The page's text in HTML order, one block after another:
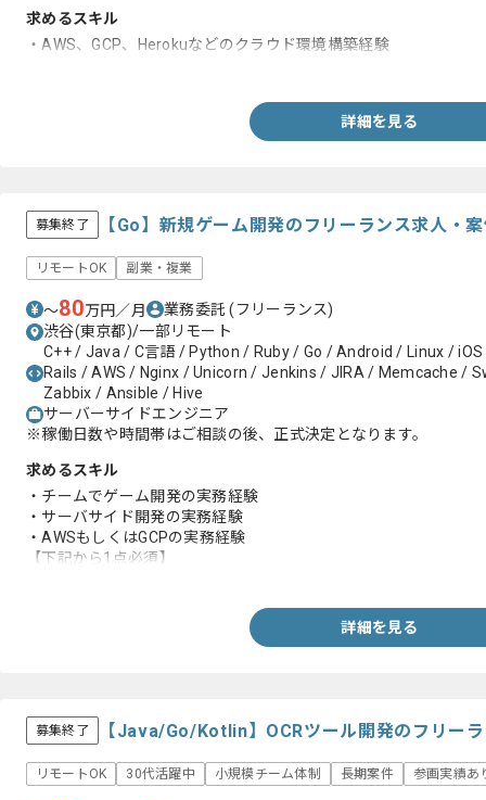
求めるスキル
・AWS、GCP、Herokuなどのクラウド環境構築経験
詳細を見る
募集終了 【Go】新規ゲーム開発のフリーランス求人・
リモートOK 副業・複業
〜80万円／月 業務委託(フリーランス)
渋谷(東京都)/一部リモート
C++ / Java / C言語 / Python / Ruby / Go / Android / Linux /
Rails / AWS / Nginx / Unicorn / Jenkins / JIRA / Memcache /
Zabbix / Ansible / Hive
サーバーサイドエンジニア
※稼働日数や時間帯はご相談の後、正式決定となります。
求めるスキル
・チームでゲーム開発の実務経験
・サーバサイド開発の実務経験
・AWSもしくはGCPの実務経験
【下記から1点必須】
・0→1で新規サービス立上げの実務経験
・モダンなアーキテクチャ設計や技術選定の実務経験
・課題解決や業務改善および効率化の実務経験
詳細を見る
募集終了 【Java/Go/Kotlin】OCRツール開発のフリー
リモートOK 30代活躍中 小規模チーム体制 長期案件 参画実績あ